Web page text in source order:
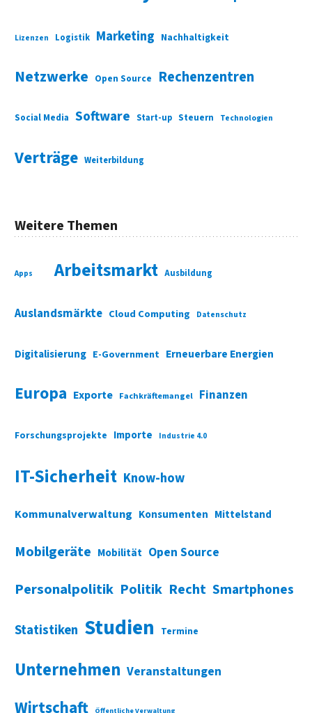
Lizenzen Logistik Marketing Nachhaltigkeit
Netzwerke Open Source Rechenzentren
Social Media Software Start-up Steuern Technologien
Verträge Weiterbildung
Weitere Themen
Apps Arbeitsmarkt Ausbildung
Auslandsmärkte Cloud Computing Datenschutz
Digitalisierung E-Government Erneuerbare Energien
Europa Exporte Fachkräftemangel Finanzen
Forschungsprojekte Importe Industrie 4.0
IT-Sicherheit Know-how
Kommunalverwaltung Konsumenten Mittelstand
Mobilgeräte Mobilität Open Source
Personalpolitik Politik Recht Smartphones
Statistiken Studien Termine
Unternehmen Veranstaltungen
Wirtschaft Öffentliche Verwaltung